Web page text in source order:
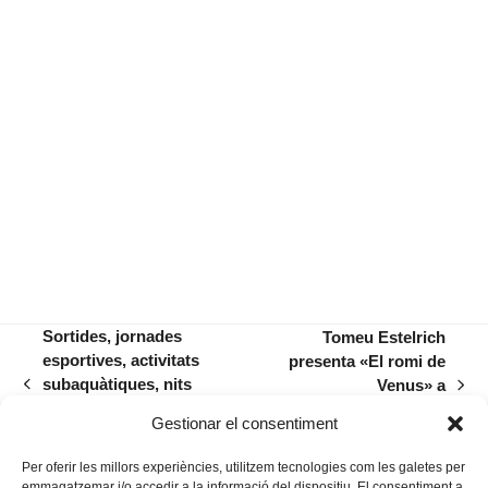
Gestionar el consentiment
Per oferir les millors experiències, utilitzem tecnologies com les galetes per
previous
Sortides, jornades
esportives, activitats
subaquàtiques, nits
post:
Tomeu Estelrich
presenta «El romi de
Venus» a